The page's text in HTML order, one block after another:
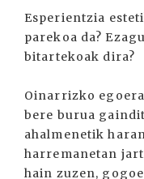
Esperientzia
parekoa da?
bitartekoak dira?
Oinarrizko
bere burua
ahalmenetik
harremanetan
hain zuzen,